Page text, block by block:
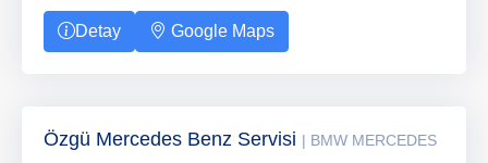
Detay Google Maps
Özgü Mercedes Benz Servisi | BMW MERCEDES